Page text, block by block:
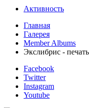
Активность
Главная
Галерея
Member Albums
Экслибрис -
Facebook
Twitter
Instagram
Youtube